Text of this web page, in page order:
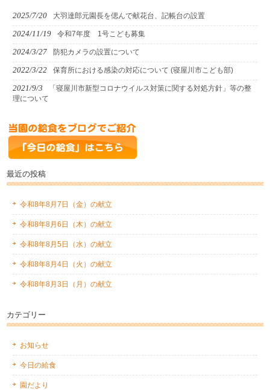
2025/7/20 大羽達郎元園長を偲んで献花台、記帳台の設置
2024/11/19 令和7年度 1号こども募集
2024/3/27 防犯カメラの設置について
2022/3/22 保育所における感染の対応について (寝屋川市こども部)
2021/9/3
「寝屋川市新型コロナウイルス対策に関する対処方針」等の整
理について
最近の投稿
令和8年8月7日（金）の献立
令和8年8月6日（木）の献立
令和8年8月5日（水）の献立
令和8年8月4日（火）の献立
令和8年8月3日（月）の献立
カテゴリー
お知らせ
今日の給食
園だより